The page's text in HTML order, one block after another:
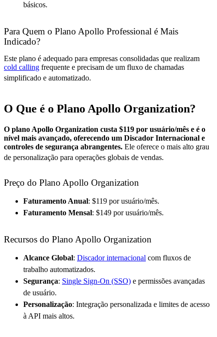
básicos.
Para Quem o Plano Apollo Professional é Mais
Indicado?
Este plano é adequado para empresas consolidadas que realizam
cold calling frequente e precisam de um fluxo de chamadas
simplificado e automatizado.
O Que é o Plano Apollo Organization?
O plano Apollo Organization custa $119 por usuário/mês e é o
nível mais avançado, oferecendo um Discador Internacional e
controles de segurança abrangentes. Ele oferece o mais alto grau
de personalização para operações globais de vendas.
Preço do Plano Apollo Organization
Faturamento Anual: $119 por usuário/mês.
Faturamento Mensal: $149 por usuário/mês.
Recursos do Plano Apollo Organization
Alcance Global: Discador internacional com fluxos de
trabalho automatizados.
Segurança: Single Sign-On (SSO) e permissões avançadas
de usuário.
Personalização: Integração personalizada e limites de acesso
à API mais altos.